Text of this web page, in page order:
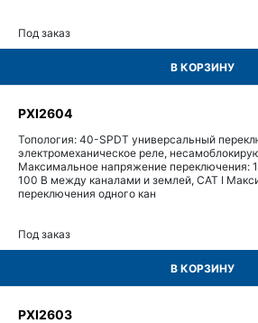
Под заказ
В КОРЗИНУ
PXI2604
Топология: 40-SPDT универсальный
электромеханическое реле,
Максимальное напряжение переключения:
100 В между каналами и землей, CAT I
переключения одного кан
Под заказ
В КОРЗИНУ
PXI2603